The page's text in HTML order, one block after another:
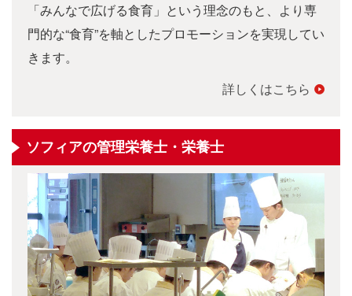
「みんなで広げる食育」という理念のもと、より専
門的な“食育”を軸としたプロモーションを実現してい
きます。
詳しくはこちら
ソフィアの管理栄養士・栄養士